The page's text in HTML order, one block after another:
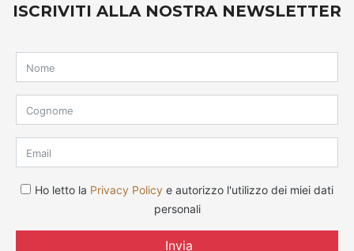
ISCRIVITI ALLA NOSTRA NEWSLETTER
Ho letto la Privacy Policy e autorizzo l'utilizzo dei miei dati
personali
Invia